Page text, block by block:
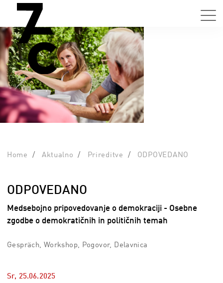
Home Aktualno Prireditve ODPOVEDANO
ODPOVEDANO
Medsebojno pripovedovanje o demokraciji - Osebne
zgodbe o demokratičnih in političnih temah
Gespräch, Workshop, Pogovor, Delavnica
Sr, 25.06.2025